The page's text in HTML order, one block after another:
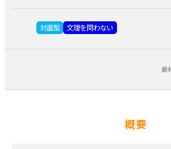
対面型 文理を問わない
最
概要